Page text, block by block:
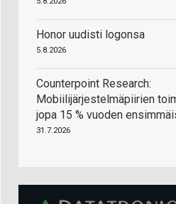
Honor uudisti logonsa
5.8.2026
Counterpoint Research:
Mobiilijärjestelmäpiirien
jopa 15 % vuoden
31.7.2026